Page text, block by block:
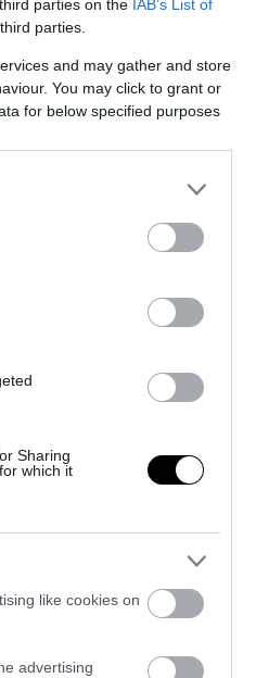
parties on the IAB’s List of
parties.
and may gather and store
You may click to grant or
for below specified purposes
Sharing
which it
like cookies on
advertising
(@pronews.gr)
της Συνόδου
εμβατήρια για
παλάτι, όμως στην
βαρύτητα.
να συνδέσουν τους
τους βλέψεις,
δείπνο, το μυαλό
την
ψυχολογικού